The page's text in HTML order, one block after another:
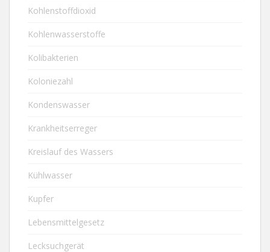
Kohlenstoffdioxid
Kohlenwasserstoffe
Kolibakterien
Koloniezahl
Kondenswasser
Krankheitserreger
Kreislauf des Wassers
Kühlwasser
Kupfer
Lebensmittelgesetz
Lecksuchgerät